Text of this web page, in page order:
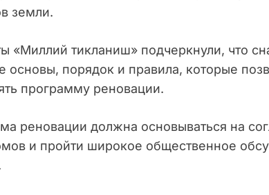
земли.
«Миллий тикланиш» подчеркнули, что
основы, порядок и правила, которые
программу реновации.
реновации должна основываться на
и пройти широкое общественное